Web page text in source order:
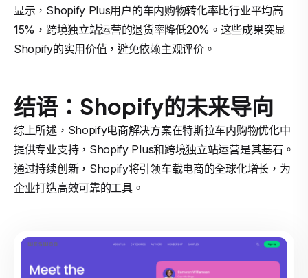
显示，Shopify Plus用户的车内购物转化率比行业平均高
15%，跨境独立站运营的退货率降低20%。这些成果突显
Shopify的实用价值，避免依赖主观评价。
结语：Shopify的未来导向
综上所述，Shopify电商解决方案在特斯拉车内购物优化中
提供专业支持，Shopify Plus和跨境独立站运营是其基石。
通过持续创新，Shopify将引领车载电商的全球化增长，为
企业打造高效可靠的工具。